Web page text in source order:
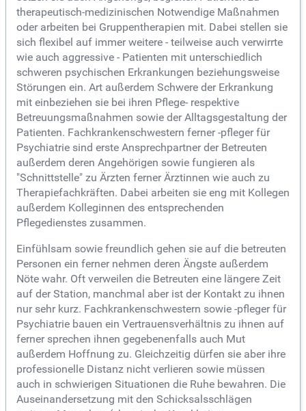
therapeutisch-medizinischen Notwendige Maßnahmen
oder arbeiten bei Gruppentherapien mit. Dabei stellen sie
sich flexibel auf immer weitere - teilweise auch verwirrte
wie auch aggressive - Patienten mit unterschiedlich
schweren psychischen Erkrankungen beziehungsweise
Störungen ein. Art außerdem Schwere der Erkrankung
mit einbeziehen sie bei ihren Pflege- respektive
Betreuungsmaßnahmen sowie der Alltagsgestaltung der
Patienten. Fachkrankenschwestern ferner -pfleger für
Psychiatrie sind erste Ansprechpartner der Betreuten
außerdem deren Angehörigen sowie fungieren als
"Schnittstelle" zu Ärzten ferner Ärztinnen wie auch zu
Therapiefachkräften. Dabei arbeiten sie eng mit Kollegen
außerdem Kolleginnen des entsprechenden
Pflegedienstes zusammen.
Einfühlsam sowie freundlich gehen sie auf die betreuten
Personen ein ferner nehmen deren Ängste außerdem
Nöte wahr. Oft verweilen die Betreuten eine längere Zeit
auf der Station, manchmal aber ist der Kontakt zu ihnen
nur sehr kurz. Fachkrankenschwestern sowie -pfleger für
Psychiatrie bauen ein Vertrauensverhältnis zu ihnen auf
ferner sprechen ihnen gegebenenfalls auch Mut
außerdem Hoffnung zu. Gleichzeitig dürfen sie aber ihre
professionelle Distanz nicht verlieren sowie müssen
auch in schwierigen Situationen die Ruhe bewahren. Die
Auseinandersetzung mit den Schicksalsschlägen